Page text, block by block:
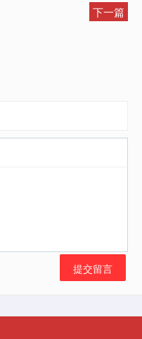
下一篇
提交留言